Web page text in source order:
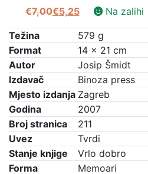
€7,00
Izvorna
cijena
bila
je:
€7,00.
€5,25
Trenutna
cijena
je:
€5,25.
Na zalihi
Težina
579 g
Format
14 × 21 cm
Autor
Josip Šmidt
Izdavač
Binoza press
Mjesto izdanja Zagreb
Godina
2007
Broj stranica
211
Uvez
Tvrdi
Stanje knjige
Vrlo dobro
Forma
Memoari